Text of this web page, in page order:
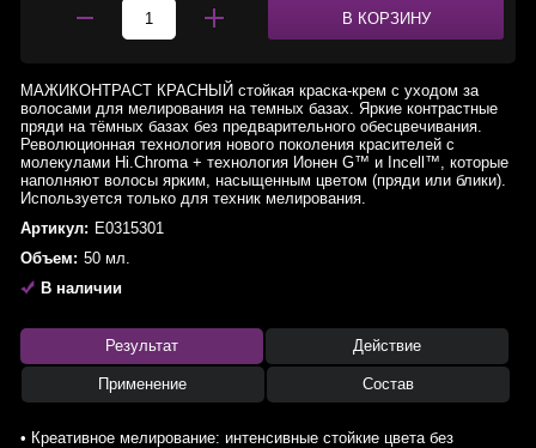
В КОРЗИНУ
МАЖИКОНТРАСТ КРАСНЫЙ стойкая краска-крем с уходом за
волосами для мелирования на темных базах. Яркие контрастные
пряди на тёмных базах без предварительного обесцвечивания.
Революционная технология нового поколения красителей с
молекулами Hi.Chroma + технология Ионен G™ и Incell™, которые
наполняют волосы ярким, насыщенным цветом (пряди или блики).
Используется только для техник мелирования.
Артикул: E0315301
Объем: 50 мл.
В наличии
Результат Действие
Применение Состав
• Креативное мелирование: интенсивные стойкие цвета без